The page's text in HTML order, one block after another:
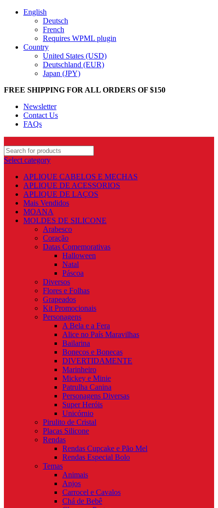
English
Deutsch
French
Requires WPML plugin
Country
United States (USD)
Deutschland (EUR)
Japan (JPY)
FREE SHIPPING FOR ALL ORDERS OF $150
Newsletter
Contact Us
FAQs
Select category
APLIQUE CABELOS E MECHAS
APLIQUE DE ACESSORIOS
APLIQUE DE LAÇOS
Mais Vendidos
MOANA
MOLDES DE SILICONE
Arabesco
Coração
Datas Comemorativas
Halloween
Natal
Páscoa
Diversos
Flores e Folhas
Grapeados
Kit Promocionais
Personagens
A Bela e a Fera
Alice no País Maravilhas
Bailarina
Bonecos e Bonecas
DIVERTIDAMENTE
Marinheiro
Mickey e Minie
Patrulha Canina
Personagens Diversas
Super Heróis
Unicórnio
Pirulito de Cristal
Placas Silicone
Rendas
Rendas Cupcake e Pão Mel
Rendas Especial Bolo
Temas
Animais
Anjos
Carrocel e Cavalos
Chá de Bebê